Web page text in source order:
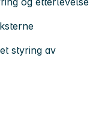
styring av